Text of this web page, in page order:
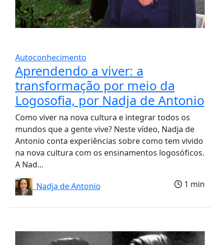
Autoconhecimento
Aprendendo a viver: a
transformação por meio da
Logosofia, por Nadja de Antonio
Como viver na nova cultura e integrar todos os
mundos que a gente vive? Neste vídeo, Nadja de
Antonio conta experiências sobre como tem vivido
na nova cultura com os ensinamentos logosóficos.
A Nad...
Nadja de Antonio
1 min